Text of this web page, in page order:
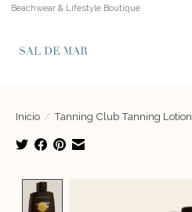
Beachwear & Lifestyle Boutique
Inicio / Tanning Club Tanning Lotion